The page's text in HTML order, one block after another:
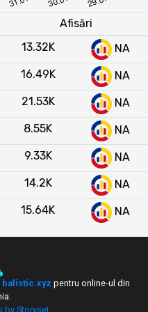
din categoria
ocupă o poziție medie.
gadget.ro
lună),
constant site-uri
lunilor,
. Tendința pe ultimele
în lunile de vară
pozitivă în
Afisări
13.32K
NA
16.49K
NA
21.53K
NA
8.55K
NA
9.33K
NA
14.2K
NA
15.64K NA
balistic.xyz pentru online-ul din
by Storyset